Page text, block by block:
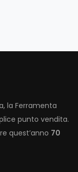
la Ferramenta
punto vendita.
quest’anno 70